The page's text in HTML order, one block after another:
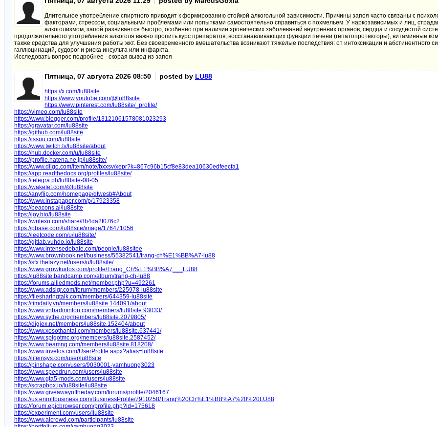
Длительное употребление спиртного приводит к формированию стойкой алкогольной зависимости. Причины запоя часто связаны с
факторами, стрессом, социальными проблемами или попытками самостоятельно справиться с похмельем. У наркозависимых и лиц,
алкоголизмом, запой развивается быстро, особенно при наличии хронических заболеваний внутренних органов, сердца и сосудистой
продолжительного употребления алкоголя важно пропить курс препаратов, восстанавливающих функции печени (гепатопротекторы), витаминные
также средства для улучшения работы жкт. Без своевременного вмешательства возникают тяжелые последствия: от интоксикации и абстинентного
галлюцинаций, судорог и риска инсульта или инфаркта.
Исследовать вопрос подробнее - скорая вывод из запоя
Пятница, 07 августа 2026 08:50 posted by LU88
https://x.com/lu88site
https://www.youtube.com/@lu88siite
https://www.pinterest.com/lu88site/_profile/
https://vimeo.com/lu88site
https://www.blogger.com/profile/13121061578081023293
https://gravatar.com/lu88site
https://github.com/lu88site
https://issuu.com/lu88site
https://www.twitch.tv/lu88site/about
https://hub.docker.com/u/lu88site
https://profile.hatena.ne.jp/lu88site/
https://www.diigo.com/item/note/bxxsv/xepr?k=867c96b15cf8e83dea10630edfeecfa1
https://app.readthedocs.org/profiles/lu88site/
https://telegra.ph/lu88site-08-05
https://wakelet.com/@lu88site
https://anyflip.com/homepage/dtwesb#About
https://www.instapaper.com/p/17923358
https://beacons.ai/lu88site
https://joy.bio/lu88site
https://writexo.com/share/8b4da2f076c2
https://pbase.com/lu88site/image/176471056
https://leetcode.com/u/lu88site/
https://gitlab.vuhdo.io/lu88site
https://www.intensedebate.com/people/lu88sitee
https://www.brownbook.net/business/55382541/trang-ch%E1%BB%A7-lu88
https://sfx.thelazy.net/users/u/lu88site/
https://www.growkudos.com/profile/Trang_Ch%E1%BB%A7___LU88
https://lu88site.bandcamp.com/album/trang-ch-lu88
https://forums.alliedmods.net/member.php?u=492261
https://www.adslgr.com/forum/members/225978-lu88site
https://filesharingtalk.com/members/644359-lu88site
https://timdaily.vn/members/lu88site.144091/about
https://www.vnbadminton.com/members/lu88site.93033/
https://www.sythe.org/members/lu88site.2079805/
https://digiex.net/members/lu88site.152404/about
https://www.xosothantai.com/members/lu88site.637441/
https://www.spigotmc.org/members/lu88site.2587452/
https://www.beamng.com/members/lu88site.818208/
https://www.invelos.com/UserProfile.aspx?alias=lu88site
https://lifeinsys.com/user/lu88site
https://pinshape.com/users/9030001-yamhuong3023
https://www.speedrun.com/users/lu88site
https://www.gta5-mods.com/users/lu88site
https://scrapbox.io/lu88site/lu88site
https://www.giveawayoftheday.com/forums/profile/2046167
https://us.enrollbusiness.com/BusinessProfile/7910258/Trang%20Ch%E1%BB%A7%20%20LU88
https://forum.epicbrowser.com/profile.php?id=175618
https://experiment.com/users/llu88site
https://www.aicrowd.com/participants/lu88site